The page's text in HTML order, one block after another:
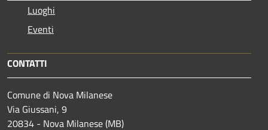
Luoghi
Eventi
CONTATTI
Comune di Nova Milanese
Via Giussani, 9
20834 - Nova Milanese (MB)